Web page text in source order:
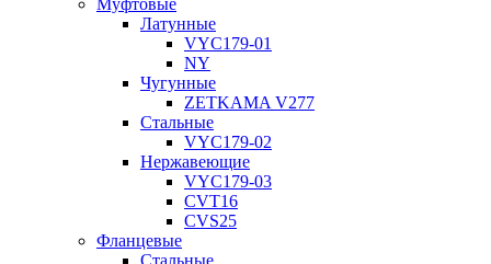
Муфтовые
Латунные
VYC179-01
NY
Чугунные
ZETKAMA V277
Стальные
VYC179-02
Нержавеющие
VYC179-03
CVT16
CVS25
Фланцевые
Стальные